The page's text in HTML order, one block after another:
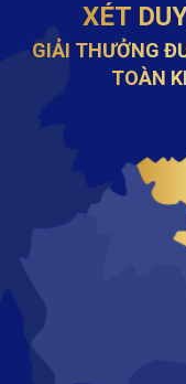
XÉT
GIẢI THƯỞNG
TOÀN